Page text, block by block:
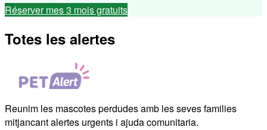
Réserver mes 3 mois gratuits
Totes les alertes
Reunim les mascotes perdudes amb les seves families
mitjancant alertes urgents i ajuda comunitaria.